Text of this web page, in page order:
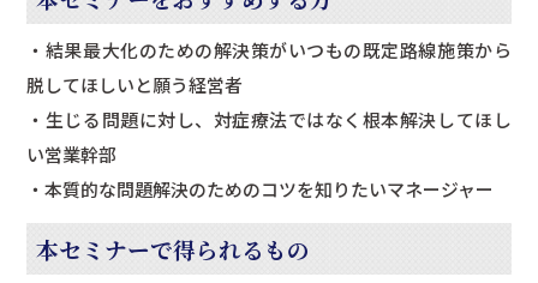
・結果最大化のための解決策がいつもの既定路線施策から
脱してほしいと願う経営者
・生じる問題に対し、対症療法ではなく根本解決してほし
い営業幹部
・本質的な問題解決のためのコツを知りたいマネージャー
本セミナーで得られるもの